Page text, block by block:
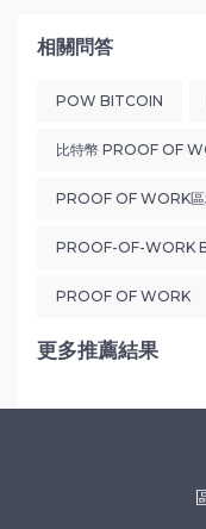
相關問答
POW BITCOIN
比特幣 PROOF OF
PROOF OF WORK區
PROOF-OF-WORK
PROOF OF WORK
更多推薦結果